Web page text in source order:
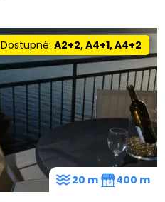
Dostupné:A2+2, A4+1, A4+2
20 m 400 m